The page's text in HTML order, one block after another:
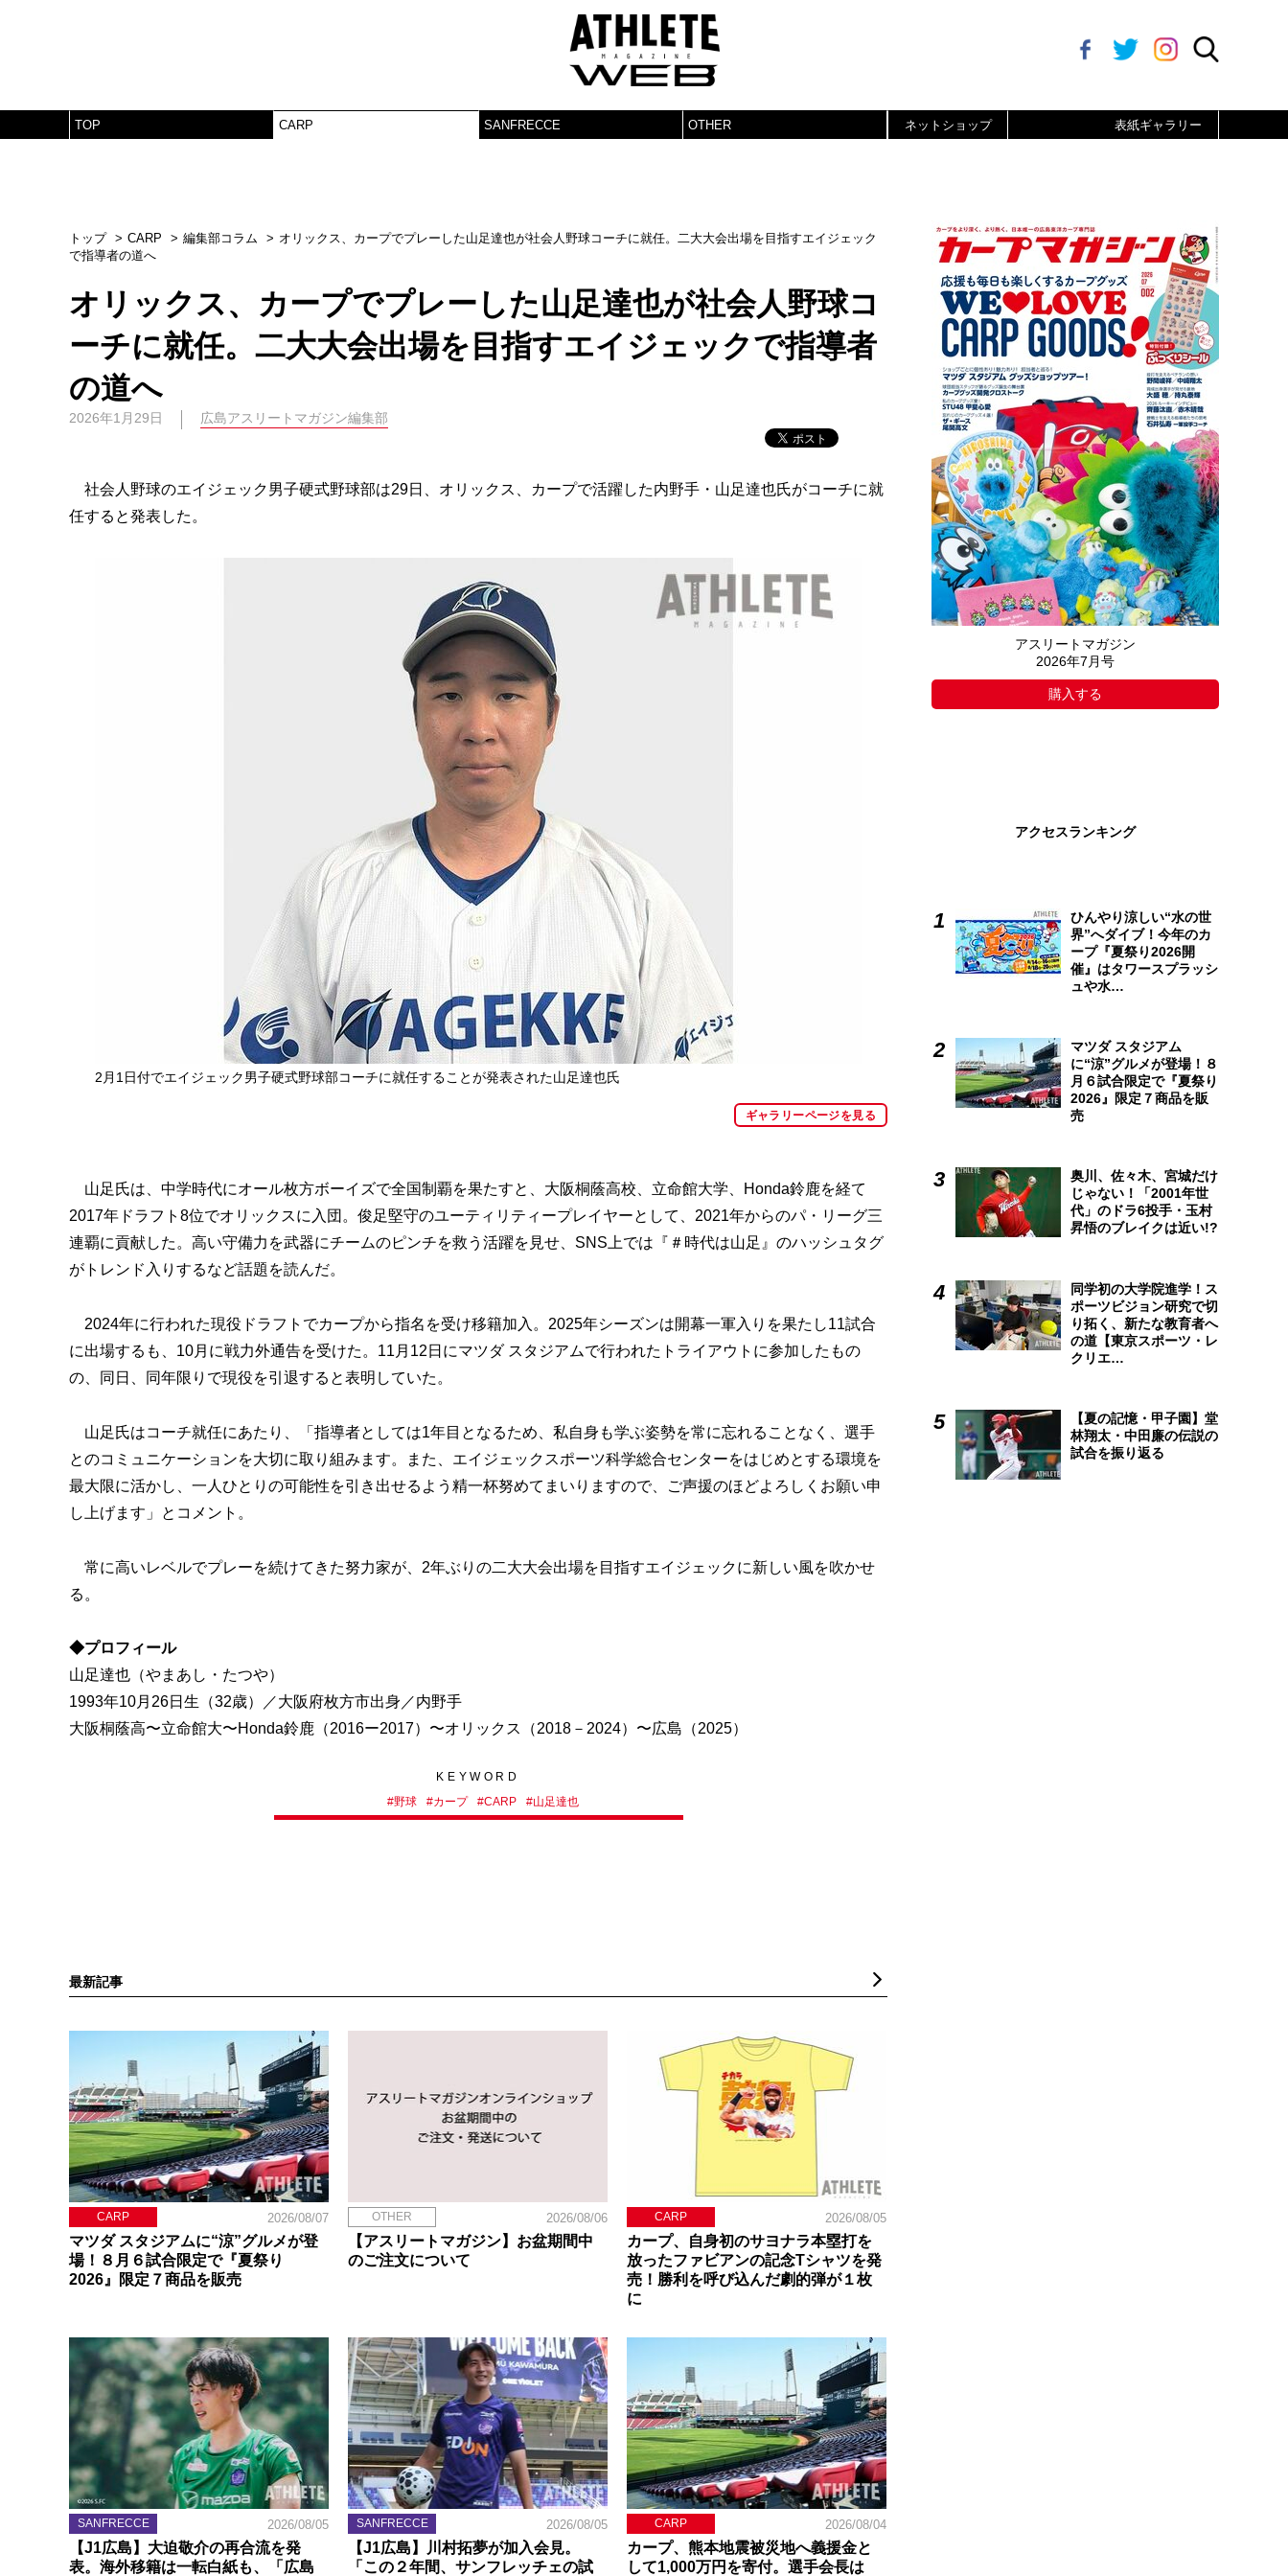
TOP CARP SANFRECCE OTHER ネットショップ 表紙ギャラリー
トップ CARP 編集部コラム
オリックス、カープでプレーした山足達也が社会人野球コーチに就任。二大大会出場を目指すエイジェック
で指導者の道へ
オリックス、カープでプレーした山足達也が社会人野球コ
ーチに就任。二大大会出場を目指すエイジェックで指導者
の道へ
2026年1月29日 広島アスリートマガジン編集部
社会人野球のエイジェック男子硬式野球部は29日、オリックス、カープで活躍した内野手・山足達也氏がコーチに就
任すると発表した。
2月1日付でエイジェック男子硬式野球部コーチに就任することが発表された山足達也氏
ギャラリーページを見る
山足氏は、中学時代にオール枚方ボーイズで全国制覇を果たすと、大阪桐蔭高校、立命館大学、Honda鈴鹿を経て
2017年ドラフト8位でオリックスに入団。俊足堅守のユーティリティープレイヤーとして、2021年からのパ・リーグ三
連覇に貢献した。高い守備力を武器にチームのピンチを救う活躍を見せ、SNS上では『＃時代は山足』のハッシュタグ
がトレンド入りするなど話題を読んだ。
2024年に行われた現役ドラフトでカープから指名を受け移籍加入。2025年シーズンは開幕一軍入りを果たし11試合
に出場するも、10月に戦力外通告を受けた。11月12日にマツダ スタジアムで行われたトライアウトに参加したもの
の、同日、同年限りで現役を引退すると表明していた。
山足氏はコーチ就任にあたり、「指導者としては1年目となるため、私自身も学ぶ姿勢を常に忘れることなく、選手
とのコミュニケーションを大切に取り組みます。また、エイジェックスポーツ科学総合センターをはじめとする環境を
最大限に活かし、一人ひとりの可能性を引き出せるよう精一杯努めてまいりますので、ご声援のほどよろしくお願い申
し上げます」とコメント。
常に高いレベルでプレーを続けてきた努力家が、2年ぶりの二大大会出場を目指すエイジェックに新しい風を吹かせ
る。
◆プロフィール
山足達也（やまあし・たつや）
1993年10月26日生（32歳）／大阪府枚方市出身／内野手
大阪桐蔭高〜立命館大〜Honda鈴鹿（2016ー2017）〜オリックス（2018－2024）〜広島（2025）
KEYWORD
#野球 #カープ #CARP #山足達也
最新記事
CARP 2026/08/07
マツダ スタジアムに“涼”グルメが登
場！８月６試合限定で『夏祭り
2026』限定７商品を販売
OTHER 2026/08/06
【アスリートマガジン】お盆期間中
のご注文について
CARP 2026/08/05
カープ、自身初のサヨナラ本塁打を
放ったファビアンの記念Tシャツを発
売！勝利を呼び込んだ劇的弾が１枚
に
SANFRECCE 2026/08/05
【J1広島】大迫敬介の再合流を発
表。海外移籍は一転白紙も、「広島
SANFRECCE 2026/08/05
【J1広島】川村拓夢が加入会見。
「この２年間、サンフレッチェの試
CARP 2026/08/04
カープ、熊本地震被災地へ義援金と
して1,000万円を寄付。選手会長は
アスリートマガジン
2026年7月号
購入する
アクセスランキング
ひんやり涼しい“水の世
界”へダイブ！今年のカ
ープ『夏祭り2026開
催』はタワースプラッシ
ュや水…
マツダ スタジアム
に“涼”グルメが登場！８
月６試合限定で『夏祭り
2026』限定７商品を販
売
奥川、佐々木、宮城だけ
じゃない！「2001年世
代」のドラ6投手・玉村
昇悟のブレイクは近い!?
同学初の大学院進学！ス
ポーツビジョン研究で切
り拓く、新たな教育者へ
の道【東京スポーツ・レ
クリエ…
【夏の記憶・甲子園】堂
林翔太・中田廉の伝説の
試合を振り返る